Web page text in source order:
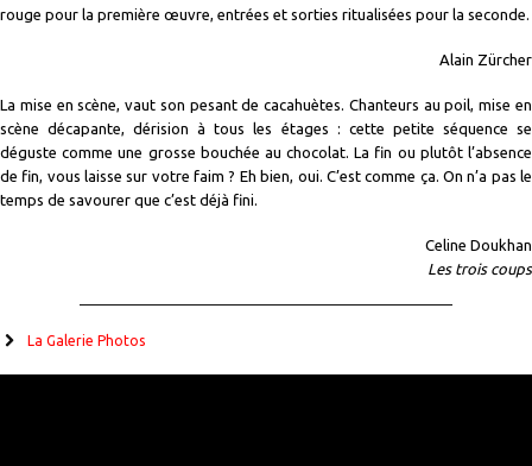
rouge pour la première œuvre, entrées et sorties ritualisées pour la seconde.
Alain Zürcher
La mise en scène, vaut son pesant de cacahuètes. Chanteurs au poil, mise en
scène décapante, dérision à tous les étages : cette petite séquence se
déguste comme une grosse bouchée au chocolat. La fin ou plutôt l’absence
de fin, vous laisse sur votre faim ? Eh bien, oui. C’est comme ça. On n’a pas le
temps de savourer que c’est déjà fini.
Celine Doukhan
Les trois coups
La Galerie Photos